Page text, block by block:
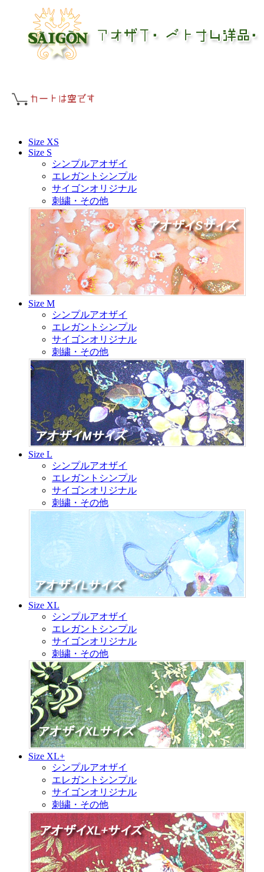
Size XS
Size S
シンプルアオザイ
エレガントシンプル
サイゴンオリジナル
刺繍・その他
Size M
シンプルアオザイ
エレガントシンプル
サイゴンオリジナル
刺繍・その他
Size L
シンプルアオザイ
エレガントシンプル
サイゴンオリジナル
刺繍・その他
Size XL
シンプルアオザイ
エレガントシンプル
サイゴンオリジナル
刺繍・その他
Size XL+
シンプルアオザイ
エレガントシンプル
サイゴンオリジナル
刺繍・その他